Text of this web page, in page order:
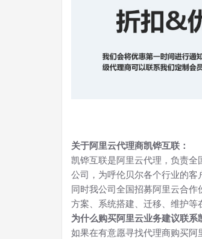
关于阿里云代理商凯铧互联：
凯铧互联是阿里云代理，负责
公司，为呼伦贝尔各个行业的客
同时我公司全国招募阿里云合
方案、系统搭建、迁移、维护等
为什么购买阿里云业务建议联系
如果在有意愿寻找代理商购买阿